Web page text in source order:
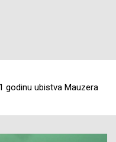
godinu ubistva Mauzera